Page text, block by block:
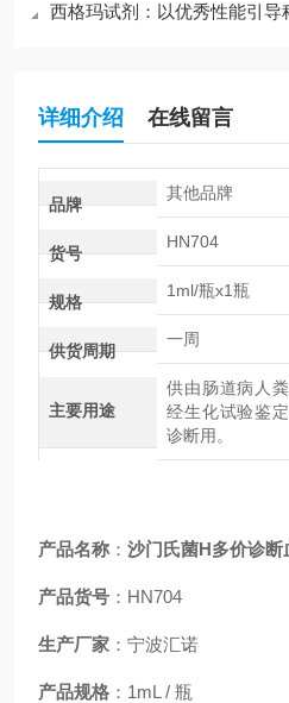
西格玛试剂：以优秀性能引导
详细介绍 在线留言
品牌
其他品牌
货号
HN704
规格
1ml/瓶x1瓶
供货周期
一周
主要用途
供由肠道病人
经生化试验鉴
诊断用。
产品名称 ： 沙门氏菌H多价诊断
产品货号 ：HN704
生产厂家 ：宁波汇诺
产品规格 ：1mL / 瓶